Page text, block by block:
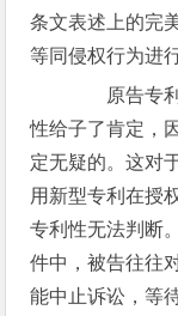
条文表述上的完
等同侵权行为进
原告专利
性给子了肯定，
定无疑的。这对
用新型专利在授
专利性无法判断
件中，被告往往
能中止诉讼，等